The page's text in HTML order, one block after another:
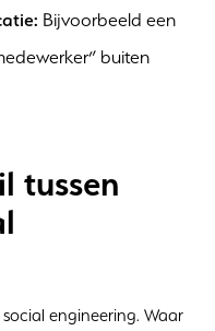
Bijvoorbeeld een
buiten
tussen
engineering. Waar